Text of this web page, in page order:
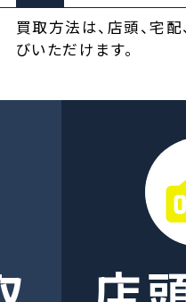
買取方法は、店頭、宅
びいただけます。